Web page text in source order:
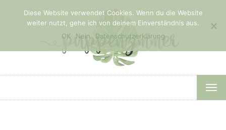
Diese Website verwendet Cookies. Wenn du die Website
weiter nutzt, gehe ich von deinem Einverständnis aus.
OK
Nein Datenschutzerklärung